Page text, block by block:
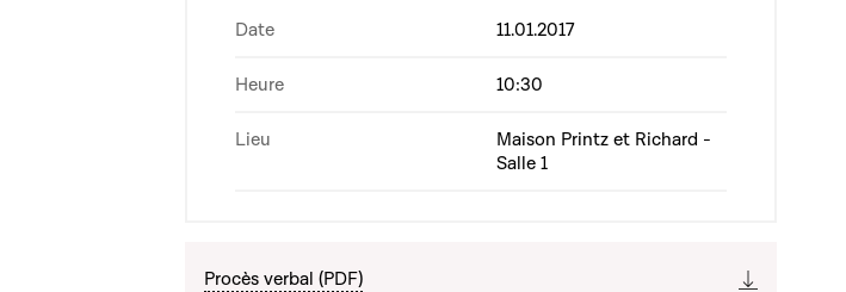
Date 11.01.2017
Heure 10:30
Lieu
Maison Printz et Richard -
Salle 1
Procès verbal (PDF)